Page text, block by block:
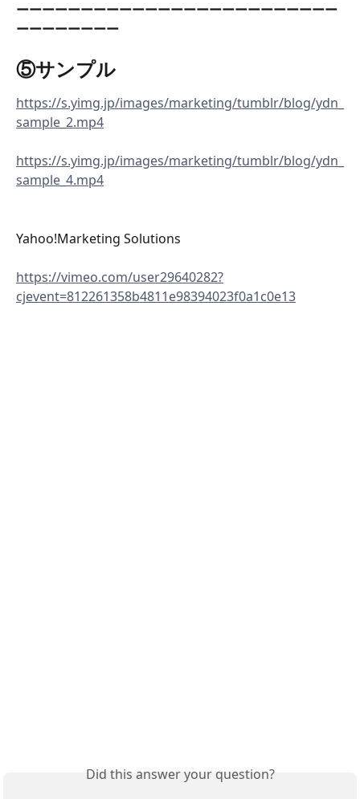
ーーーーーーーーーーーーーーーーーーーーーーーーー
ーーーーーーーー
⑤サンプル
https://s.yimg.jp/images/marketing/tumblr/blog/ydn_
sample_2.mp4
https://s.yimg.jp/images/marketing/tumblr/blog/ydn_
sample_4.mp4
Yahoo!Marketing Solutions
https://vimeo.com/user29640282?
cjevent=812261358b4811e98394023f0a1c0e13
Did this answer your question?